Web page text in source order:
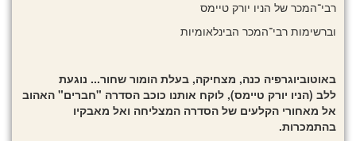
רבי־המכר של הניו יורק טיימס
וברשימות רבי־המכר הבינלאומיות
באוטוביוגרפיה כנה, מצחיקה, בעלת הומור שחור... נוגעת
ללב (הניו יורק טיימס), לוקח אותנו כוכב הסדרה "חברים" האהוב
אל מאחורי הקלעים של הסדרה המצליחה ואל מאבקיו
בהתמכרות.